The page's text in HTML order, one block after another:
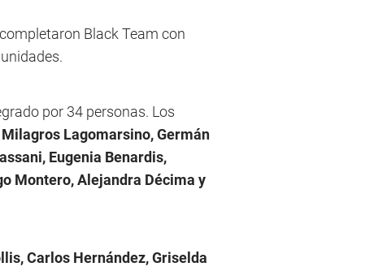
Black Team con
por 34 personas. Los
Lagomarsino, Germán
Eugenia Benardis,
Montero, Alejandra Décima y
Carlos Hernández, Griselda